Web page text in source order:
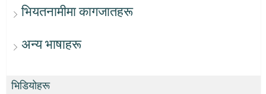
भियतनामीमा कागजातहरू
अन्य भाषाहरू
भिडियोहरू